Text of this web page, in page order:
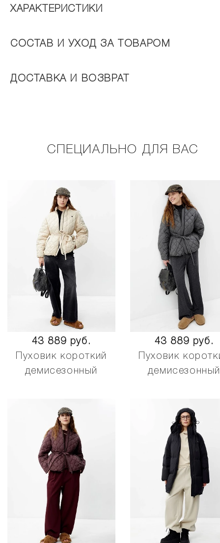
ХАРАКТЕРИСТИКИ
СОСТАВ И УХОД ЗА ТОВАРОМ
ДОСТАВКА И ВОЗВРАТ
СПЕЦИАЛЬНО ДЛЯ ВАС
43 889 руб.
Пуховик короткий
демисезонный
43 889 руб.
Пуховик